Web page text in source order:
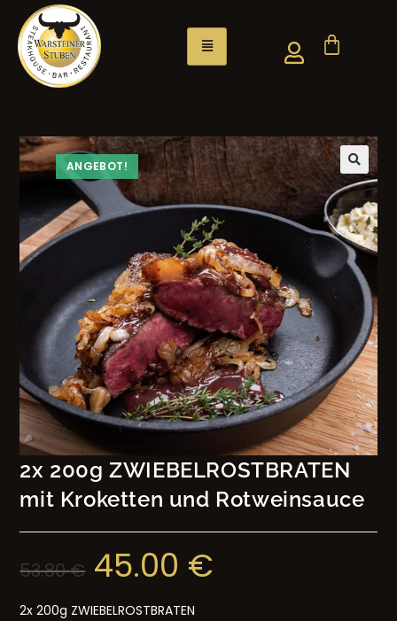
ANGEBOT!
2x 200g ZWIEBELROSTBRATEN
mit Kroketten und Rotweinsauce
53.80€ 45.00 €
2x 200g ZWIEBELROSTBRATEN